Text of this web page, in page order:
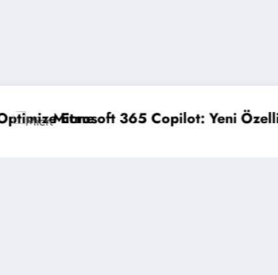
Yeni Özellikler ve AvantajlarGPO